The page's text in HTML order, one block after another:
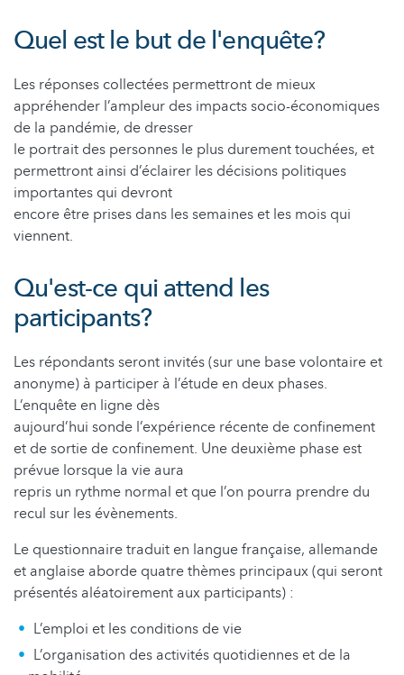
Quel est le but de l'enquête?
Les réponses collectées permettront de mieux
appréhender l’ampleur des impacts socio-économiques
de la pandémie, de dresser
le portrait des personnes le plus durement touchées, et
permettront ainsi d’éclairer les décisions politiques
importantes qui devront
encore être prises dans les semaines et les mois qui
viennent.
Qu'est-ce qui attend les
participants?
Les répondants seront invités (sur une base volontaire et
anonyme) à participer à l’étude en deux phases.
L’enquête en ligne dès
aujourd’hui sonde l’expérience récente de confinement
et de sortie de confinement. Une deuxième phase est
prévue lorsque la vie aura
repris un rythme normal et que l’on pourra prendre du
recul sur les évènements.
Le questionnaire traduit en langue française, allemande
et anglaise aborde quatre thèmes principaux (qui seront
présentés aléatoirement aux participants) :
L’emploi et les conditions de vie
L’organisation des activités quotidiennes et de la